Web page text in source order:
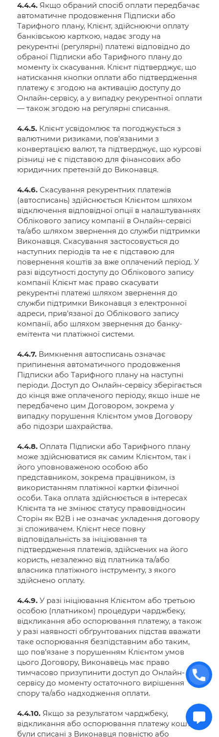
4.4.4. Якщо обраний спосіб оплати передбачає
автоматичне продовження Підписки або
Тарифного плану, Клієнт, здійснюючи оплату
банківською карткою, надає згоду на
рекурентні (регулярні) платежі відповідно до
обраної Підписки або Тарифного плану до
моменту їх скасування. Клієнт підтверджує, що
натискання кнопки оплати або підтвердження
платежу є згодою на активацію доступу до
Онлайн-сервісу, а у випадку рекурентної оплати
— також згодою на регулярні списання.
4.4.5. Клієнт усвідомлює та погоджується з
валютними ризиками, пов’язаними з
конвертацією валют, та підтверджує, що курсові
різниці не є підставою для фінансових або
юридичних претензій до Виконавця.
4.4.6. Скасування рекурентних платежів
(автосписань) здійснюється Клієнтом шляхом
відключення відповідної опції в налаштуваннях
Облікового запису компанії в Онлайн-сервісі
та/або шляхом звернення до служби підтримки
Виконавця. Скасування застосовується до
наступних періодів та не є підставою для
повернення коштів за вже оплачений період. У
разі відсутності доступу до Облікового запису
компанії Клієнт має право скасувати
рекурентні платежі шляхом звернення до
служби підтримки Виконавця з електронної
адреси, прив’язаної до Облікового запису
компанії, або шляхом звернення до банку-
емітента чи платіжної системи.
4.4.7. Вимкнення автосписань означає
припинення автоматичного продовження
Підписки або Тарифного плану на наступні
періоди. Доступ до Онлайн-сервісу зберігається
до кінця вже оплаченого періоду, якщо інше не
передбачено цим Договором, зокрема у
випадку порушення Клієнтом умов Договору
або підозри шахрайства.
4.4.8. Оплата Підписки або Тарифного плану
може здійснюватися як самим Клієнтом, так і
його уповноваженою особою або
представником, зокрема працівником, із
використанням платіжної картки фізичної
особи. Така оплата здійснюється в інтересах
Клієнта та не змінює статусу правовідносин
Сторін як B2B і не означає укладення договору
зі споживачем. Клієнт несе повну
відповідальність за ініціювання та
підтвердження платежів, здійснених на його
користь, незалежно від платника та/або
власника платіжного інструменту, з якого
здійснено оплату.
4.4.9. У разі ініціювання Клієнтом або третьою
особою (платником) процедури чарджбеку,
відкликання або оспорювання платежу, а також
у разі наявності обґрунтованих підстав вважати
таке оспорювання безпідставним або таким,
що пов’язане з порушенням Клієнтом умов
цього Договору, Виконавець має право
тимчасово призупинити доступ до Онлайн-
сервісу до моменту остаточного вирішення
спору та/або надходження оплати.
4.4.10. Якщо за результатом чарджбеку,
відкликання або оспорювання платежу кошти
були списані з Виконавця повністю або